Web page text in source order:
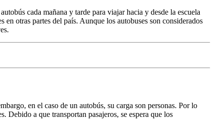
cada mañana y tarde para viajar hacia y desde la escuela
otras partes del país. Aunque los autobuses son considerados
en el caso de un autobús, su carga son personas. Por lo
Debido a que transportan pasajeros, se espera que los